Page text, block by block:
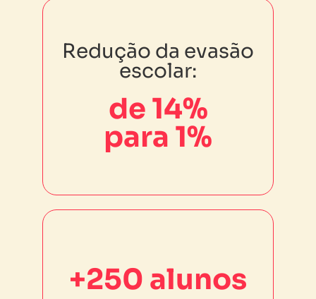
Redução da evasão
escolar:
de 14%
para 1%
Redução da evasão
escolar:
de 14%
para 1%
+250 alunos
+250 alunos